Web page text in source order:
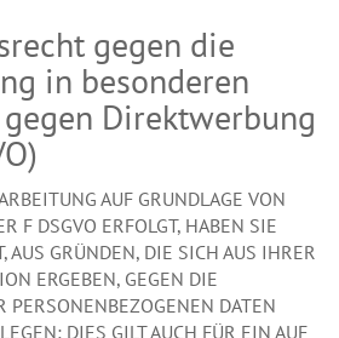
gegen die
in besonderen
Direktwerbung
AUF GRUNDLAGE VON
F DSGVO ERFOLGT, HABEN SIE
AUS GRÜNDEN, DIE SICH AUS IHRER
ERGEBEN, GEGEN DIE
PERSONENBEZOGENEN DATEN
DIES GILT AUCH FÜR EIN AUF